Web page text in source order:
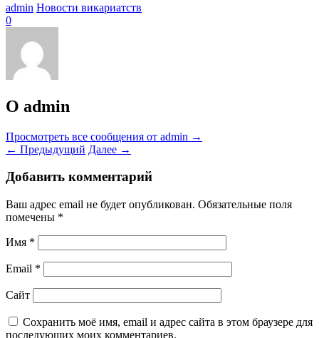
admin Новости викариатств
0
О admin
Просмотреть все сообщения от admin →
← Предыдущий Далее →
Добавить комментарий
Ваш адрес email не будет опубликован. Обязательные поля
помечены *
Имя *
Email *
Сайт
Сохранить моё имя, email и адрес сайта в этом браузере для
последующих моих комментариев.